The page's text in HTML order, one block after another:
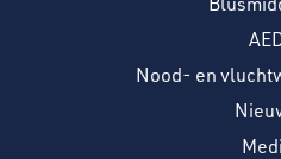
Nood- en